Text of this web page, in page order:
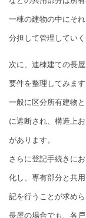
一棟の建物の中にそ
分担して管理してい
次に、連棟建ての長
要件を整理してみます
一般に区分所有建物
に遮断され、構造上
があります。
さらに登記手続きに
化し、専有部分と共
記を行うことが求めら
長屋の場合でも、各